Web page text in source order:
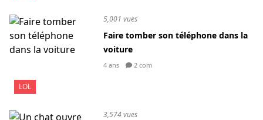
LOL
5,001 vues
Faire tomber son téléphone dans la
voiture
4 ans 2 com
3,574 vues